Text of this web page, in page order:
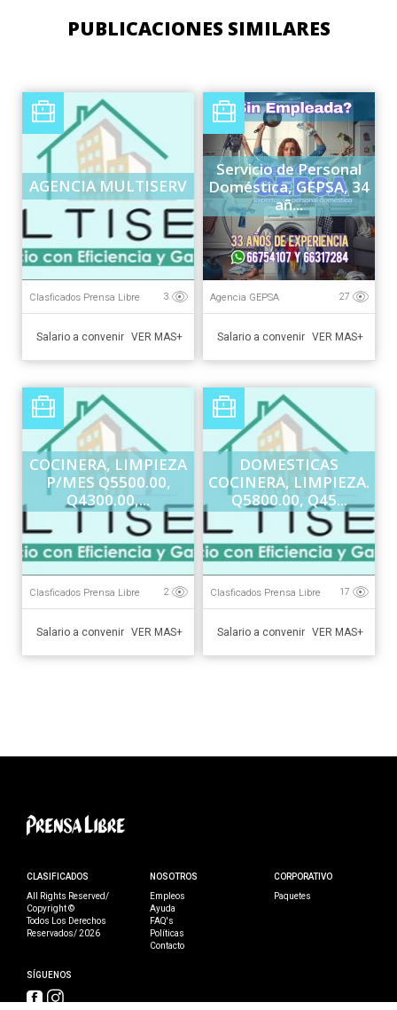
PUBLICACIONES SIMILARES
AGENCIA MULTISERV
Clasficados Prensa Libre 3
Salario a convenir VER MAS+
Servicio de Personal
Doméstica, GEPSA, 34
añ...
Agencia GEPSA 27
Salario a convenir VER MAS+
COCINERA, LIMPIEZA
P/MES Q5500.00,
Q4300.00,...
Clasficados Prensa Libre 2
Salario a convenir VER MAS+
DOMESTICAS
COCINERA, LIMPIEZA.
Q5800.00, Q45...
Clasficados Prensa Libre 17
Salario a convenir VER MAS+
CLASIFICADOS
All Rights Reserved/
Copyright ©
Todos Los Derechos
Reservados/ 2026
NOSOTROS
Empleos
Ayuda
FAQ's
Políticas
Contacto
CORPORATIVO
Paquetes
SÍGUENOS